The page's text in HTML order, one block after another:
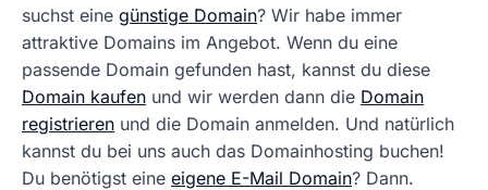
suchst eine günstige Domain? Wir habe immer
attraktive Domains im Angebot. Wenn du eine
passende Domain gefunden hast, kannst du diese
Domain kaufen und wir werden dann die Domain
registrieren und die Domain anmelden. Und natürlich
kannst du bei uns auch das Domainhosting buchen!
Du benötigst eine eigene E-Mail Domain? Dann.